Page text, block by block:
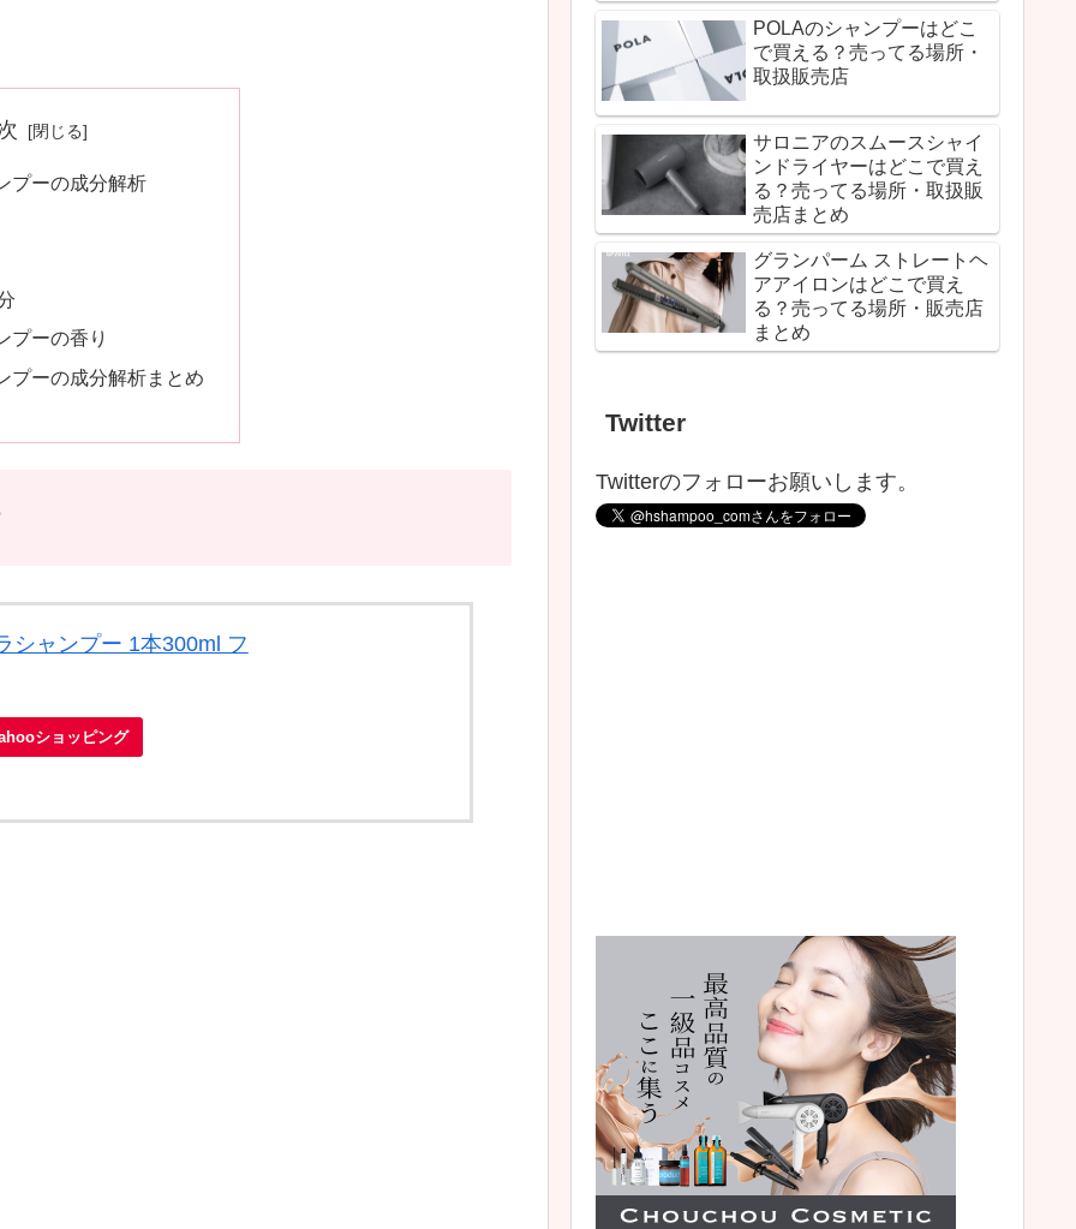
プーの成分解析
プーの香り
プーの成分解析まとめ
シャンプー 1本300ml フ
ショッピング
POLAのシャンプーはどこ
で買える？売ってる場所・
取扱販売店
サロニアのスムースシャイ
ンドライヤーはどこで買え
る？売ってる場所・取扱販
売店まとめ
グランパーム ストレートヘ
アアイロンはどこで買え
る？売ってる場所・販売店
まとめ
Twitter
Twitterのフォローお願いします。